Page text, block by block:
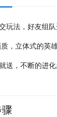
法，好友组队
立体式的英雄
，不断的进化